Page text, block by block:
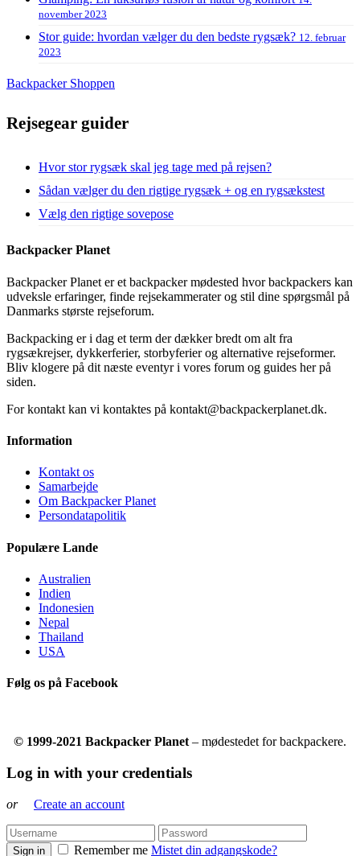
november 2023
Stor guide: hvordan vælger du den bedste rygsæk? 12. februar
2023
Backpacker Shoppen
Rejsegear guider
Hvor stor rygsæk skal jeg tage med på rejsen?
Sådan vælger du den rigtige rygsæk + og en rygsækstest
Vælg den rigtige sovepose
Backpacker Planet
Backpacker Planet er et backpacker mødested hvor backpackers kan
udveksle erfaringer, finde rejsekammerater og stil dine spørgsmål på
Danmarks største rejseforum.
Backpacking er i dag et term der dækker bredt om alt fra
rygsækrejser, dykkerferier, storbyferier og alternative rejseformer.
Bliv klogere på dit næste eventyr i vores forum og guides her på
siden.
For kontakt kan vi kontaktes på kontakt@backpackerplanet.dk.
Information
Kontakt os
Samarbejde
Om Backpacker Planet
Persondatapolitik
Populære Lande
Australien
Indien
Indonesien
Nepal
Thailand
USA
Følg os på Facebook
© 1999-2021 Backpacker Planet – mødestedet for backpackere.
Log in with your credentials
or Create an account
Sign in Remember me Mistet din adgangskode?